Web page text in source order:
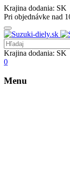
Krajina dodania: SK
Pri objednávke nad
Krajina dodania: SK
0
Menu